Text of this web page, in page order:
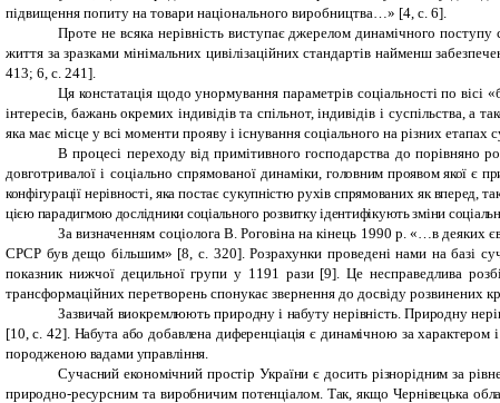
підвищення попиту на товари національного виробництва…» [4, с. 6].
Проте не всяка нерівність виступає джерелом динамічного
життя за зразками мінімальних цивілізаційних стандартів найменш
413; 6, с. 241].
Ця констатація щодо унормування параметрів соціальності по вісі
інтересів, бажань окремих індивідів та спільнот, індивідів і суспільства, а
яка має місце у всі моменти прояву і існування соціального на різних етапах
В процесі переходу від примітивного господарства до порівняно
довготривалої і соціально спрямованої динаміки,головним проявом якої є
конфігурації нерівності, яка постає сукупністю рухів спрямованих як вперед,
цією парадигмою дослідники соціального розвитку ідентифікують зміни
За визначенням соціолога В. Роговіна на кінець 1990 р. «…в деяких
СРСР був дещо більшим» [8, с. 320]. Розрахунки проведені нами на базі
показник нижчої децильної групи у 1191 рази [9]. Це несправедлива
трансформаційних перетворень спонукає звернення до досвіду розвинених
Зазвичай виокремлюють природну і набуту нерівність. Природну
[10, с. 42]. Набута або добавлена диференціація є динамічною за
породженою вадами управління.
Сучасний економічний простір України є досить різнорідним за
природно-ресурсним та виробничим потенціалом. Так, якщо Чернівецька